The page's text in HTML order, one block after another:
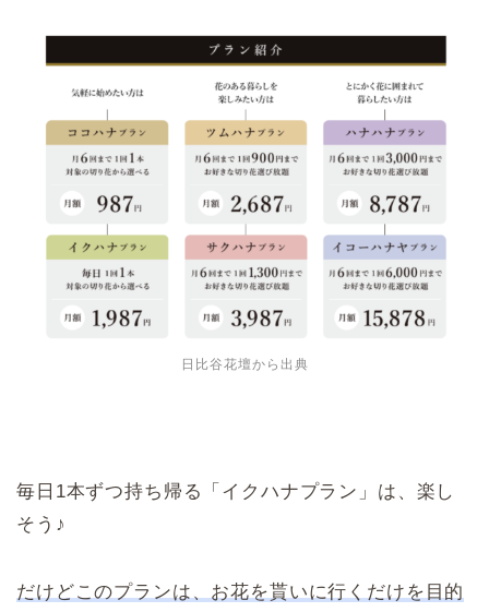
日比谷花壇から出典
毎日1本ずつ持ち帰る「イクハナプラン」は、楽し
そう♪
だけどこのプランは、お花を貰いに行くだけを目的